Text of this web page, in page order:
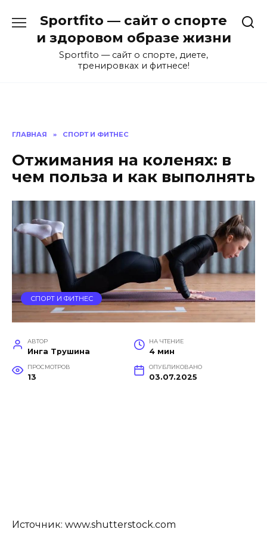
содержанию
Sportfito — сайт о спорте
и здоровом образе жизни
Sportfito — сайт о спорте, диете,
тренировках и фитнесе!
ГЛАВНАЯ » СПОРТ И ФИТНЕС
Отжимания на коленях: в
чем польза и как выполнять
СПОРТ И ФИТНЕС
АВТОР
Инга Трушина
НА ЧТЕНИЕ
4 мин
ПРОСМОТРОВ
13
ОПУБЛИКОВАНО
03.07.2025
Источник: www.shutterstock.com